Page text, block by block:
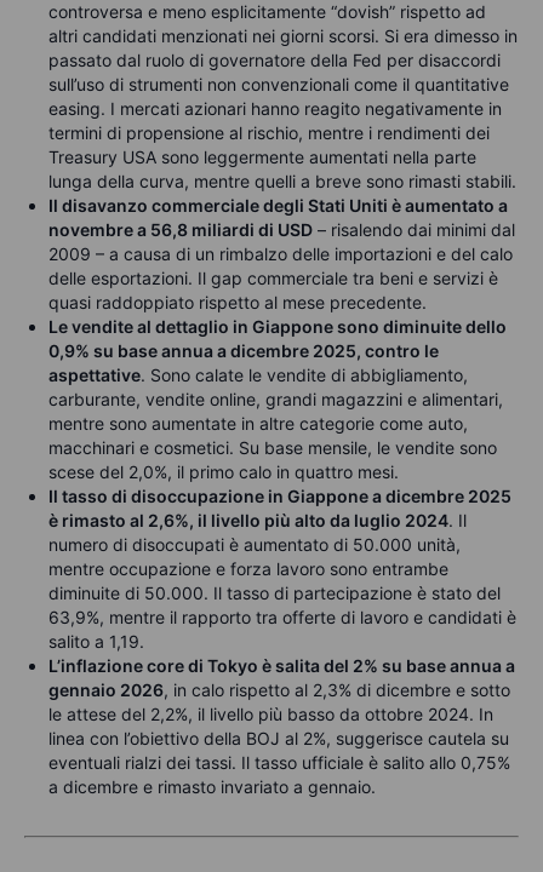
controversa e meno esplicitamente “dovish” rispetto ad
altri candidati menzionati nei giorni scorsi. Si era dimesso in
passato dal ruolo di governatore della Fed per disaccordi
sull’uso di strumenti non convenzionali come il quantitative
easing. I mercati azionari hanno reagito negativamente in
termini di propensione al rischio, mentre i rendimenti dei
Treasury USA sono leggermente aumentati nella parte
lunga della curva, mentre quelli a breve sono rimasti stabili.
Il disavanzo commerciale degli Stati Uniti è aumentato a
novembre a 56,8 miliardi di USD – risalendo dai minimi dal
2009 – a causa di un rimbalzo delle importazioni e del calo
delle esportazioni. Il gap commerciale tra beni e servizi è
quasi raddoppiato rispetto al mese precedente.
Le vendite al dettaglio in Giappone sono diminuite dello
0,9% su base annua a dicembre 2025, contro le
aspettative. Sono calate le vendite di abbigliamento,
carburante, vendite online, grandi magazzini e alimentari,
mentre sono aumentate in altre categorie come auto,
macchinari e cosmetici. Su base mensile, le vendite sono
scese del 2,0%, il primo calo in quattro mesi.
Il tasso di disoccupazione in Giappone a dicembre 2025
è rimasto al 2,6%, il livello più alto da luglio 2024. Il
numero di disoccupati è aumentato di 50.000 unità,
mentre occupazione e forza lavoro sono entrambe
diminuite di 50.000. Il tasso di partecipazione è stato del
63,9%, mentre il rapporto tra offerte di lavoro e candidati è
salito a 1,19.
L’inflazione core di Tokyo è salita del 2% su base annua a
gennaio 2026, in calo rispetto al 2,3% di dicembre e sotto
le attese del 2,2%, il livello più basso da ottobre 2024. In
linea con l’obiettivo della BOJ al 2%, suggerisce cautela su
eventuali rialzi dei tassi. Il tasso ufficiale è salito allo 0,75%
a dicembre e rimasto invariato a gennaio.